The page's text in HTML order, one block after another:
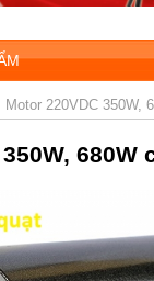
Motor 220VDC 350W,
680W